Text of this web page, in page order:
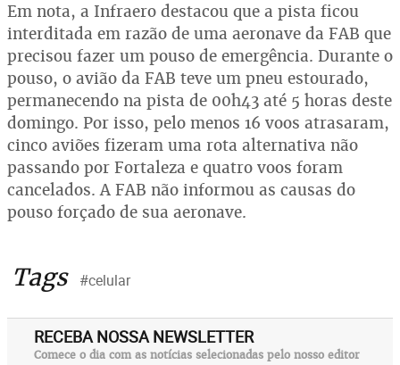
Em nota, a Infraero destacou que a pista ficou
interditada em razão de uma aeronave da FAB que
precisou fazer um pouso de emergência. Durante o
pouso, o avião da FAB teve um pneu estourado,
permanecendo na pista de 00h43 até 5 horas deste
domingo. Por isso, pelo menos 16 voos atrasaram,
cinco aviões fizeram uma rota alternativa não
passando por Fortaleza e quatro voos foram
cancelados. A FAB não informou as causas do
pouso forçado de sua aeronave.
Tags #celular
RECEBA NOSSA NEWSLETTER
Comece o dia com as notícias selecionadas pelo nosso editor